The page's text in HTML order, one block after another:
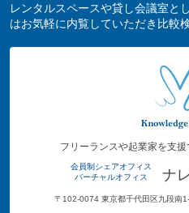
レンタルスペースや貸し会議室と
はお気軽に内覧していただき比較
フリーランスや起業家を支
会員制シェアオフィス
バーチャルオフィス
ナ
〒102-0074 東京都千代田区九段南